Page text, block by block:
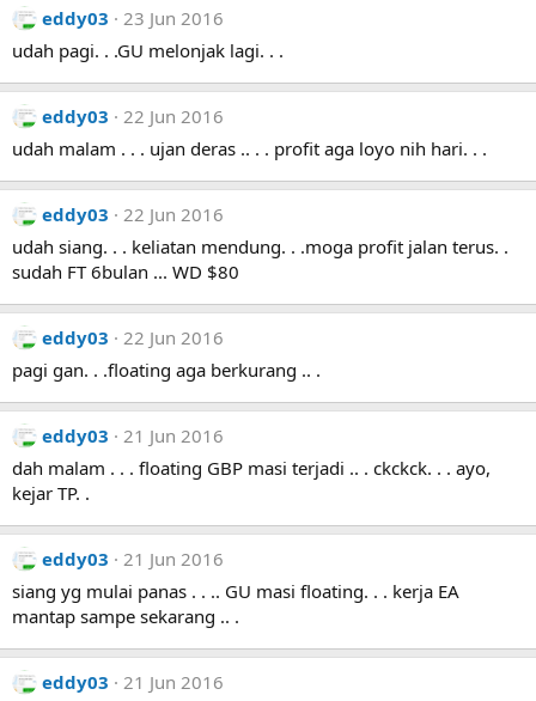
eddy03
23 Jun 2016
udah pagi. . .GU melonjak lagi. . .
eddy03
22 Jun 2016
udah malam . . . ujan deras .. . . profit aga loyo nih hari. . .
eddy03
22 Jun 2016
udah siang. . . keliatan mendung. . .moga profit jalan terus. .
sudah FT 6bulan ... WD $80
eddy03
22 Jun 2016
pagi gan. . .floating aga berkurang .. .
eddy03
21 Jun 2016
dah malam . . . floating GBP masi terjadi .. . ckckck. . . ayo,
kejar TP. .
eddy03
21 Jun 2016
siang yg mulai panas . . .. GU masi floating. . . kerja EA
mantap sampe sekarang .. .
eddy03
21 Jun 2016